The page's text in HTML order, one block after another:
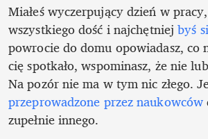
Miałeś wyczerpujący dzień w
wszystkiego dość i najchętniej byś
powrocie do domu opowiadasz, co
cię spotkało, wspominasz, że nie
Na pozór nie ma w tym nic złego.
przeprowadzone przez naukowców
zupełnie innego.